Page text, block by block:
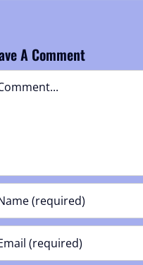
A Comment